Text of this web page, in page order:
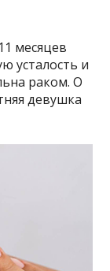
месяцев
усталость и
раком. О
девушка